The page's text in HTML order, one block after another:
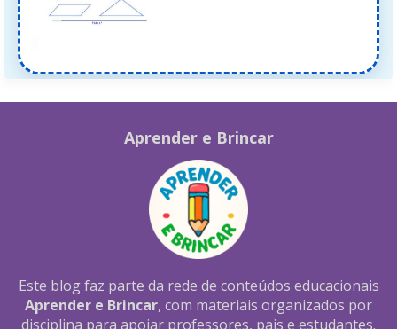
Aprender e Brincar
Este blog faz parte da rede de conteúdos educacionais
Aprender e Brincar, com materiais organizados por
disciplina para apoiar professores, pais e estudantes.